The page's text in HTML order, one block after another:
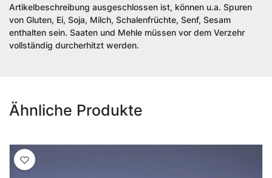
Artikelbeschreibung ausgeschlossen ist, können u.a. Spuren
von Gluten, Ei, Soja, Milch, Schalenfrüchte, Senf, Sesam
enthalten sein. Saaten und Mehle müssen vor dem Verzehr
vollständig durcherhitzt werden.
Ähnliche Produkte